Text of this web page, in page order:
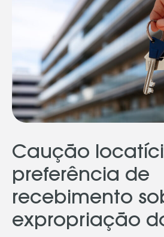
​Caução
preferência de
recebimento
expropriação